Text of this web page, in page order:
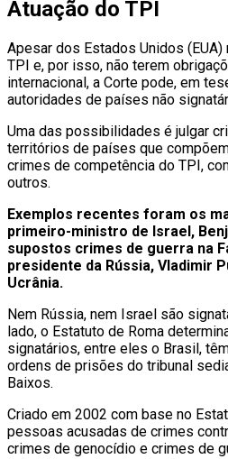
Atuação do TPI
Apesar dos Estados Unidos
TPI e, por isso, não terem
internacional, a Corte pode, em
autoridades de países não
Uma das possibilidades é julgar
territórios de países que
crimes de competência do TPI,
outros.
Exemplos recentes foram os
primeiro-ministro de Israel,
supostos crimes de guerra na
presidente da Rússia, Vladimir
Ucrânia.
Nem Rússia, nem Israel são
lado, o Estatuto de Roma
signatários, entre eles o Brasil,
ordens de prisões do tribunal
Baixos.
Criado em 2002 com base no
pessoas acusadas de crimes
crimes de genocídio e crimes de